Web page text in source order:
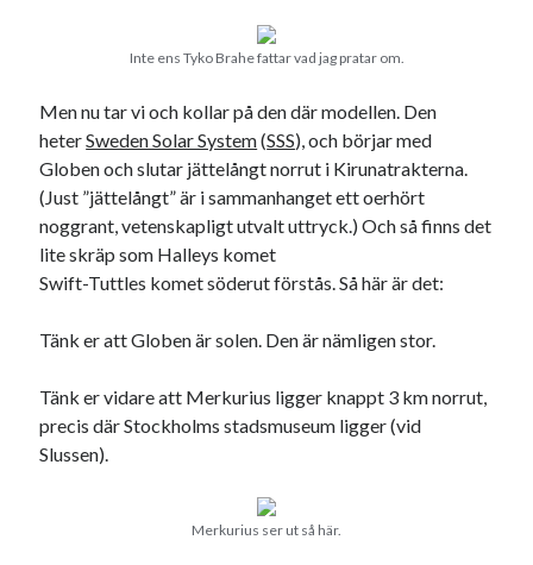
basket
historia hotell jobb
Julkalenderfacit Julkalendern
julkalendern 2021 Julkalendern 2024 konst
kåseri lifvet Lund
nostalgi ord radio recept
reklam resa sekrutt skola
sommar
svenska
Inte ens Tyko Brahe fattar vad jag pratar om.
Men nu tar vi och kollar på den där modellen. Den
heterSweden Solar System(SSS), och börjar med
Globen och slutar jättelångt norrut i Kirunatrakterna.
(Just ”jättelångt” är i sammanhanget ett oerhört
noggrant, vetenskapligt utvalt uttryck.) Och så finns det
lite skräp som Halleys komet
Swift-Tuttles komet söderut förstås. Så här är det:
Tänk er att Globen är solen. Den är nämligen stor.
Tänk er vidare att Merkurius ligger knappt 3 km norrut,
precis där Stockholms stadsmuseum ligger (vid
Slussen).
Merkurius ser ut så här.